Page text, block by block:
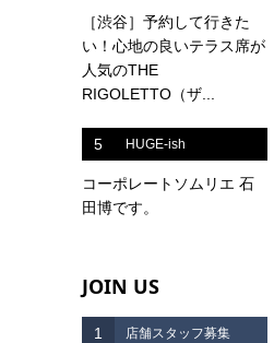
［渋谷］予約して行きた
い！心地の良いテラス席が
人気のTHE
RIGOLETTO（ザ...
5 HUGE-ish
コーポレートソムリエ 石
田博です。
JOIN US
1 店舗スタッフ募集